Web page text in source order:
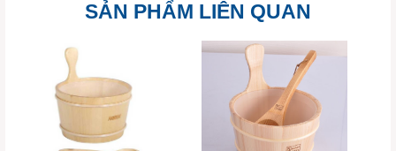
SẢN PHẨM LIÊN QUAN